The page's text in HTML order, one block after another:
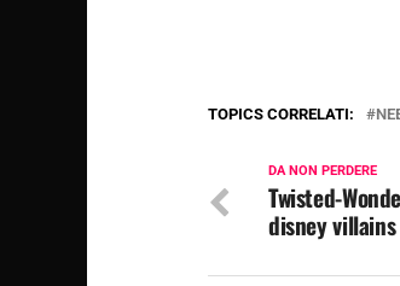
TOPICS CORRELATI:
DA NON PERDERE
Twisted-
disney